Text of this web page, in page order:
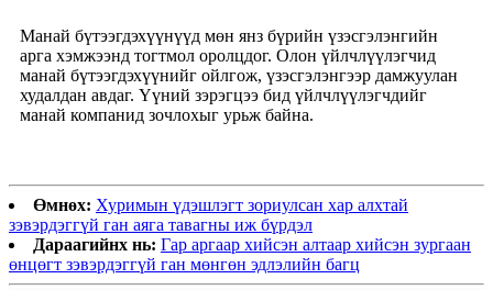
Манай бүтээгдэхүүнүүд мөн янз бүрийн үзэсгэлэнгийн
арга хэмжээнд тогтмол оролцдог. Олон үйлчлүүлэгчид
манай бүтээгдэхүүнийг ойлгож, үзэсгэлэнгээр дамжуулан
худалдан авдаг. Үүний зэрэгцээ бид үйлчлүүлэгчдийг
манай компанид зочлохыг урьж байна.
Өмнөх: Хуримын үдэшлэгт зориулсан хар алхтай
зэвэрдэггүй ган аяга тавагны иж бүрдэл
Дараагийнх нь: Гар аргаар хийсэн алтаар хийсэн зургаан
өнцөгт зэвэрдэггүй ган мөнгөн эдлэлийн багц